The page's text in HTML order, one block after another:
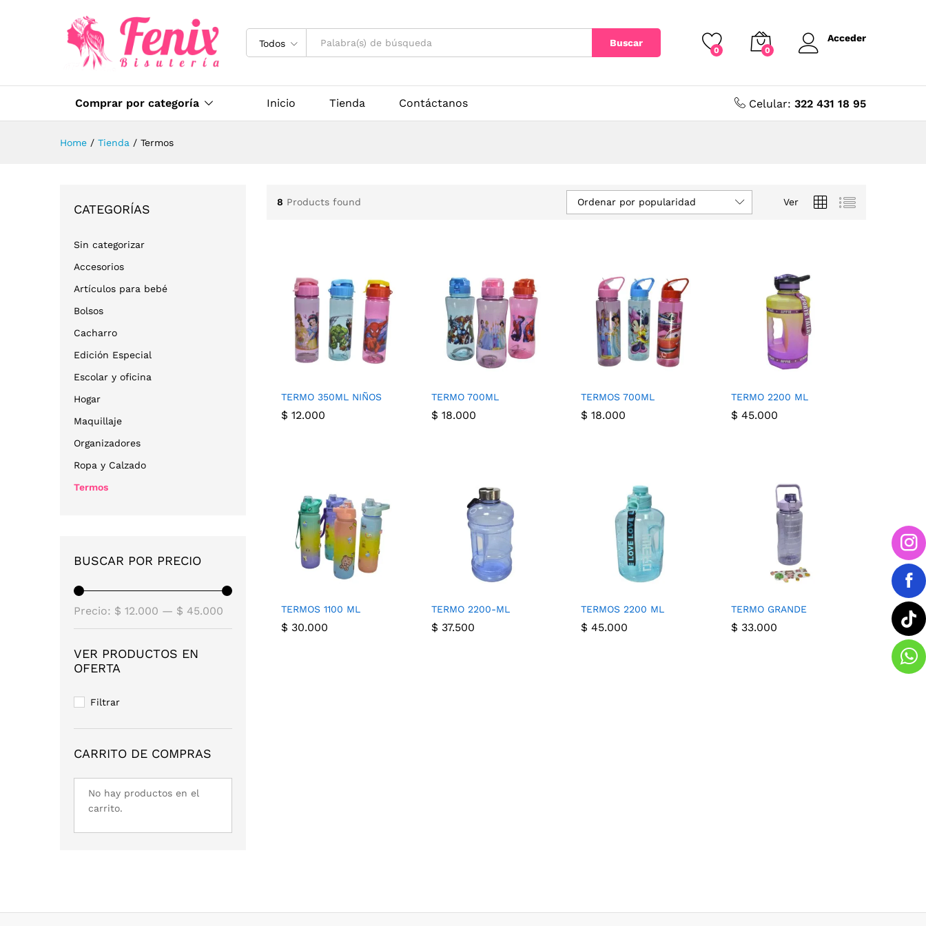
Todos Buscar
0 0
Acceder
Comprar por categoría Inicio Tienda Contáctanos Celular: 322 431 18 95
Home / Tienda / Termos
8 Products found Ver
Ordenar por popularidad
TERMO 350ML NIÑOS
$ 12.000
TERMO 700ML
$ 18.000
TERMOS 700ML
$ 18.000
TERMO 2200 ML
$ 45.000
$ 45.000
TERMOS 1100 ML
$ 30.000
TERMO 2200-ML
$ 37.500
TERMOS 2200 ML
$ 45.000
TERMO GRANDE
$ 33.000
CATEGORÍAS
Sin categorizar
Accesorios
Artículos para bebé
Bolsos
Cacharro
Edición Especial
Escolar y oficina
Hogar
Maquillaje
Organizadores
Ropa y Calzado
Termos
BUSCAR POR PRECIO
mínimo
máximo
Precio: $ 12.000 — $ 45.000
VER PRODUCTOS EN
OFERTA
Filtrar
CARRITO DE COMPRAS
No hay productos en el
carrito.